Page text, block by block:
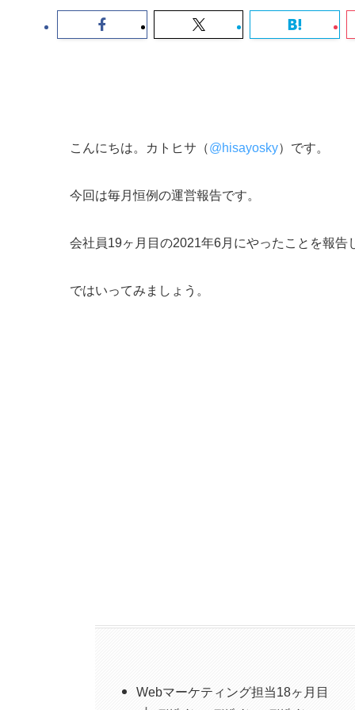
こんにちは。カトヒサ（@hisayosky）です。
今回は毎月恒例の運営報告です。
会社員19ヶ月目の2021年6月にやったことを報告
ではいってみましょう。
Webマーケティング担当18ヶ月目